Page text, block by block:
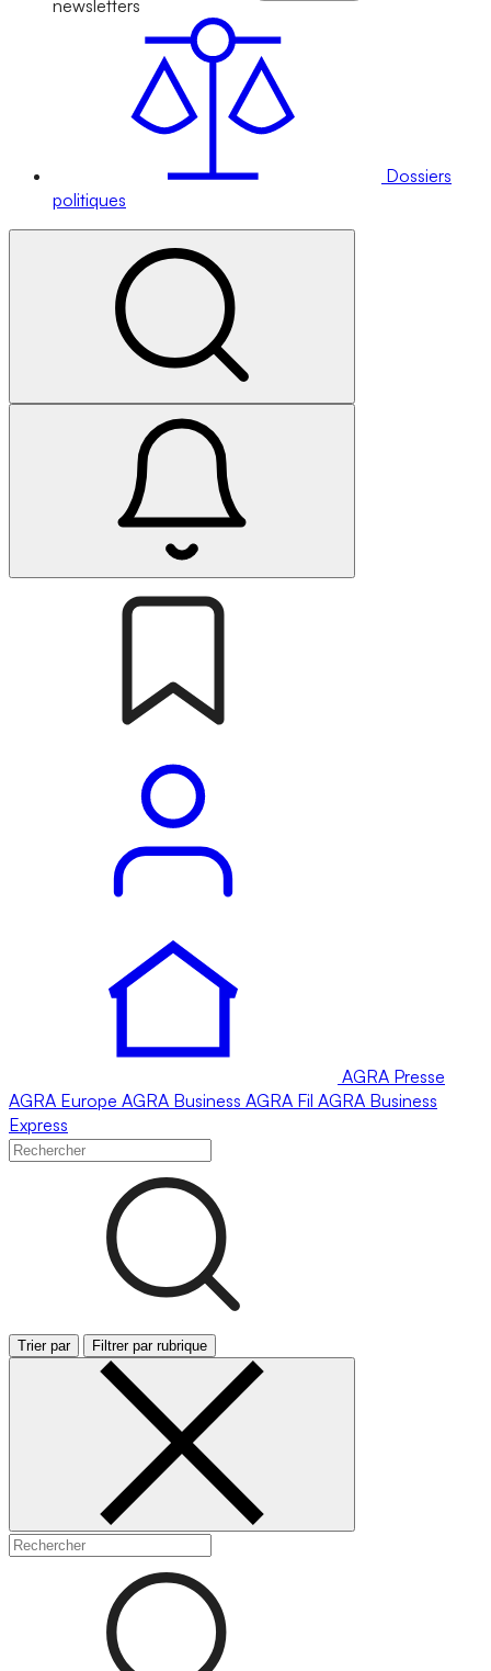
newsletters
Dossiers
politiques
AGRA Presse
AGRA Europe AGRA Business AGRA Fil AGRA Business
Express
Trier par Filtrer par rubrique